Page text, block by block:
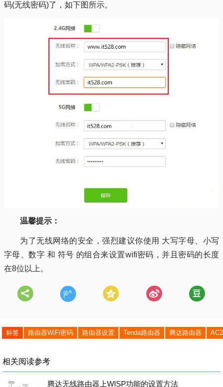
码(无线密码)了，如下图所示。
温馨提示：
为了无线网络的安全，强烈建议你使用 大写字母、小写
字母、数字 和 符号 的组合来设置wifi密码，并且密码的长度
在8位以上。
标签 路由器WiFi密码 路由器设置 Tenda路由器 腾达路由器
相关阅读参考
腾达无线路由器上WISP功能的设置方法